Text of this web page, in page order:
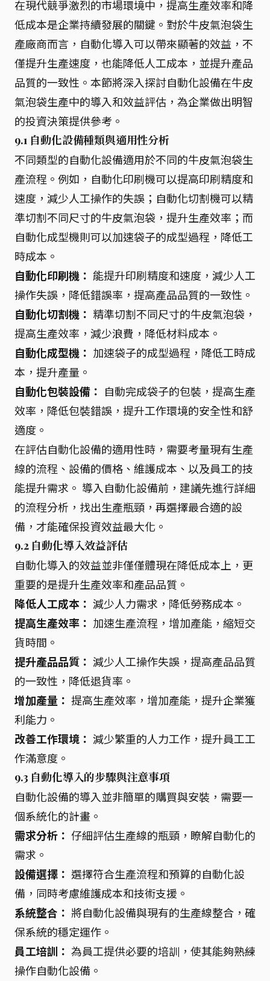
在現代競爭激烈的市場環境中，提高生產效率和降
低成本是企業持續發展的關鍵。對於牛皮氣泡袋生
產廠商而言，自動化導入可以帶來顯著的效益，不
僅提升生產速度，也能降低人工成本，並提升產品
品質的一致性。本節將深入探討自動化設備在牛皮
氣泡袋生產中的導入和效益評估，為企業做出明智
的投資決策提供參考。
9.1 自動化設備種類與適用性分析
不同類型的自動化設備適用於不同的牛皮氣泡袋生
產流程。例如，自動化印刷機可以提高印刷精度和
速度，減少人工操作的失誤；自動化切割機可以精
準切割不同尺寸的牛皮氣泡袋，提升生產效率；而
自動化成型機則可以加速袋子的成型過程，降低工
時成本。
自動化印刷機： 能提升印刷精度和速度，減少人工
操作失誤，降低錯誤率，提高產品品質的一致性。
自動化切割機： 精準切割不同尺寸的牛皮氣泡袋，
提高生產效率，減少浪費，降低材料成本。
自動化成型機： 加速袋子的成型過程，降低工時成
本，提升產量。
自動化包裝設備： 自動完成袋子的包裝，提高生產
效率，降低包裝錯誤，提升工作環境的安全性和舒
適度。
在評估自動化設備的適用性時，需要考量現有生產
線的流程、設備的價格、維護成本、以及員工的技
能提升需求。 導入自動化設備前，建議先進行詳細
的流程分析，找出生產瓶頸，再選擇最合適的設
備，才能確保投資效益最大化。
9.2 自動化導入效益評估
自動化導入的效益並非僅僅體現在降低成本上，更
重要的是提升生產效率和產品品質。
降低人工成本： 減少人力需求，降低勞務成本。
提高生產效率： 加速生產流程，增加產能，縮短交
貨時間。
提升產品品質： 減少人工操作失誤，提高產品品質
的一致性，降低退貨率。
增加產量： 提高生產效率，增加產能，提升企業獲
利能力。
改善工作環境： 減少繁重的人力工作，提升員工工
作滿意度。
9.3 自動化導入的步驟與注意事項
自動化設備的導入並非簡單的購買與安裝，需要一
個系統化的計畫。
需求分析： 仔細評估生產線的瓶頸，瞭解自動化的
需求。
設備選擇： 選擇符合生產流程和預算的自動化設
備，同時考慮維護成本和技術支援。
系統整合： 將自動化設備與現有的生產線整合，確
保系統的穩定運作。
員工培訓： 為員工提供必要的培訓，使其能夠熟練
操作自動化設備。